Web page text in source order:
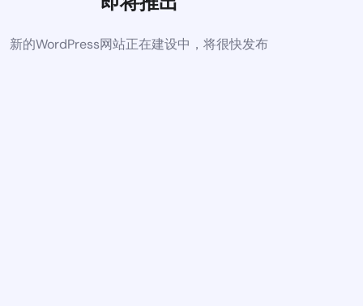
新的WordPress网站正在建设中，将很快发布